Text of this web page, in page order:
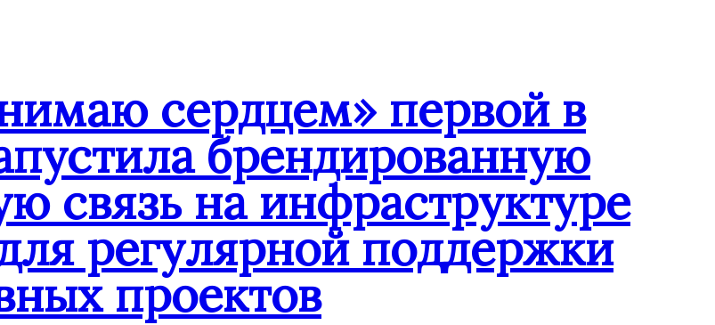
сердцем» первой в
брендированную
связь на инфраструктуре
регулярной поддержки
проектов